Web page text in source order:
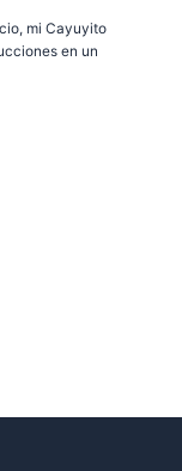
mi Cayuyito
en un